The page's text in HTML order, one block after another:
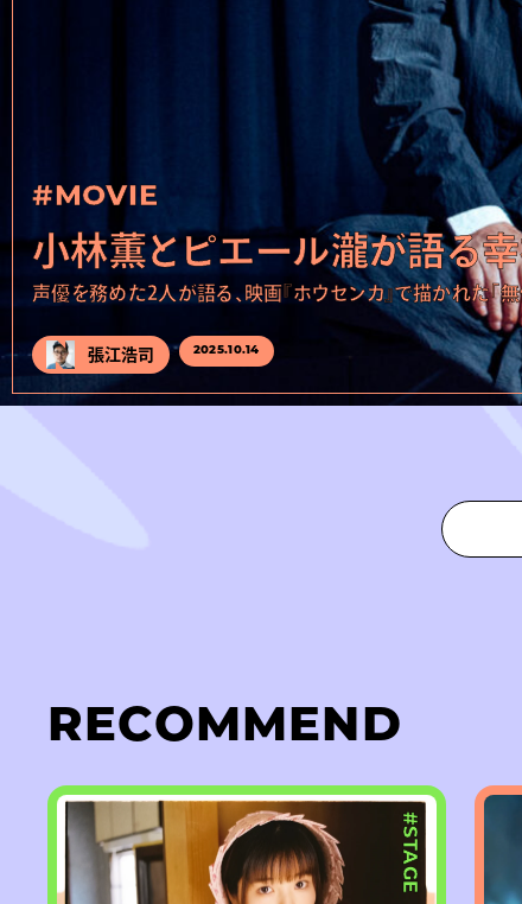
#MOVIE
小林薫とピエール瀧が語る幸
声優を務めた2人が語る、映画『ホウセンカ』で描かれた「
張江浩司 2025.10.14
RECOMMEND
#STAGE